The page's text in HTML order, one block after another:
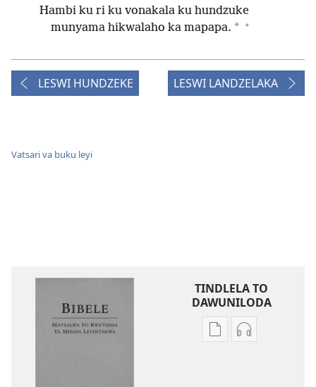
Hambi ku ri ku vonakala ku hundzuke
munyama hikwalaho ka mapapa. * +
LESWI HUNDZEKE LESWI LANDZELAKA
Vatsari va buku leyi
TINDLELA TO
DAWUNILODA
TindlelaTindlela